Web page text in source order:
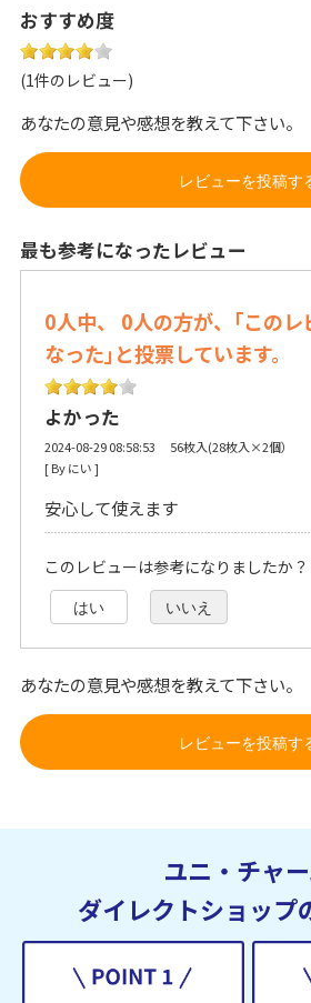
おすすめ度
(1件のレビュー)
あなたの意見や感想を教えて下さい。
レビューを投稿す
最も参考になったレビュー
0人中、 0人の方が、｢この
なった｣と投票しています。
よかった
2024-08-29 08:58:53 56枚入(28枚入×2個）
[ By にい ]
安心して使えます
このレビューは参考になりましたか？
はい いいえ
あなたの意見や感想を教えて下さい。
レビューを投稿す
ユニ・チャ
ダイレクトショップ